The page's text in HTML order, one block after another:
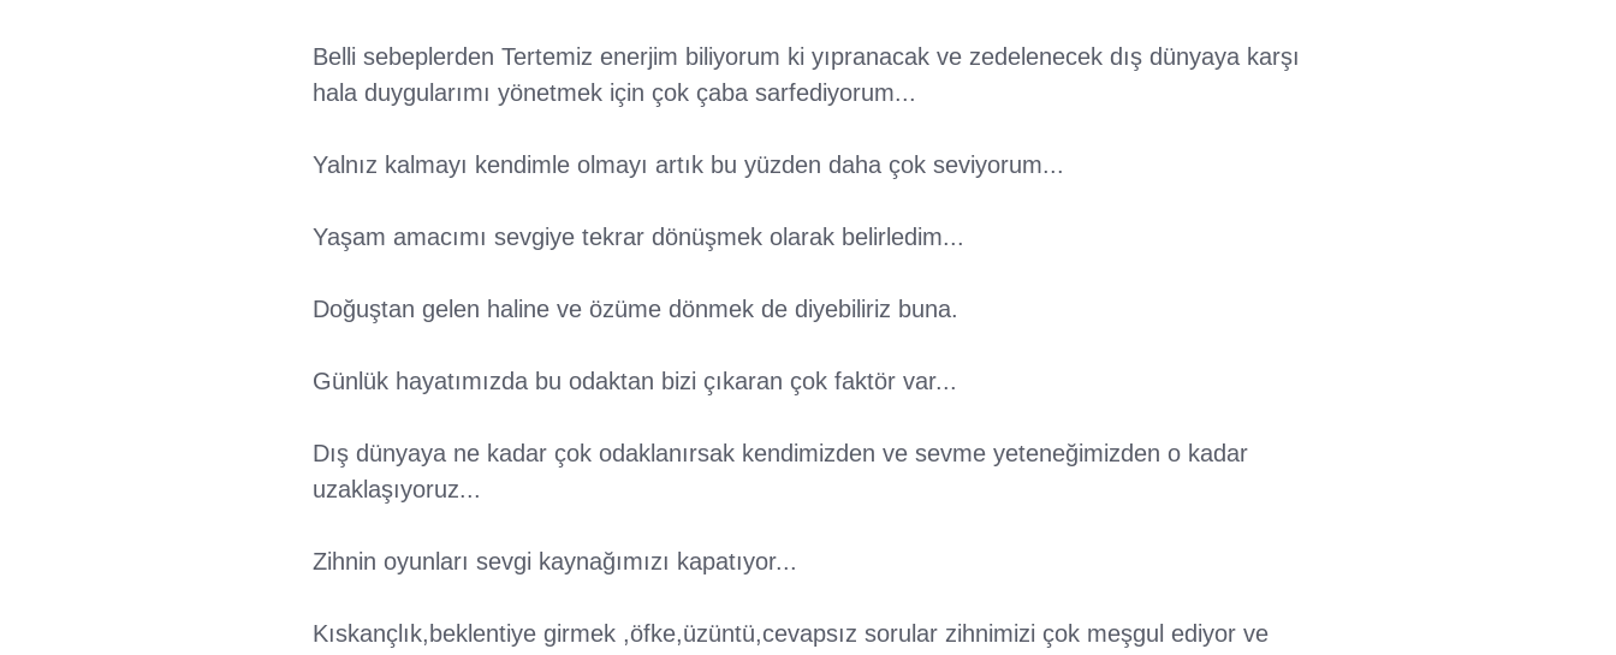
Belli sebeplerden Tertemiz enerjim biliyorum ki yıpranacak ve zedelenecek dış dünyaya karşı
hala duygularımı yönetmek için çok çaba sarfediyorum...
Yalnız kalmayı kendimle olmayı artık bu yüzden daha çok seviyorum...
Yaşam amacımı sevgiye tekrar dönüşmek olarak belirledim...
Doğuştan gelen haline ve özüme dönmek de diyebiliriz buna.
Günlük hayatımızda bu odaktan bizi çıkaran çok faktör var...
Dış dünyaya ne kadar çok odaklanırsak kendimizden ve sevme yeteneğimizden o kadar
uzaklaşıyoruz...
Zihnin oyunları sevgi kaynağımızı kapatıyor...
Kıskançlık,beklentiye girmek ,öfke,üzüntü,cevapsız sorular zihnimizi çok meşgul ediyor ve